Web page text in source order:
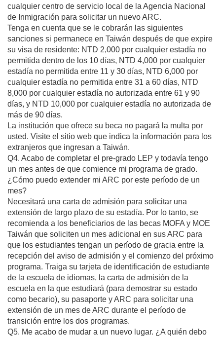
cualquier centro de servicio local de la Agencia Nacional
de Inmigración para solicitar un nuevo ARC.
Tenga en cuenta que se le cobrarán las siguientes
sanciones si permanece en Taiwán después de que expire
su visa de residente: NTD 2,000 por cualquier estadía no
permitida dentro de los 10 días, NTD 4,000 por cualquier
estadía no permitida entre 11 y 30 días, NTD 6,000 por
cualquier estadía no permitida entre 31 a 60 días, NTD
8,000 por cualquier estadía no autorizada entre 61 y 90
días, y NTD 10,000 por cualquier estadía no autorizada de
más de 90 días.
La institución que ofrece su beca no pagará la multa por
usted. Visite el sitio web que indica la información para los
extranjeros que ingresan a Taiwán.
Q4. Acabo de completar el pre-grado LEP y todavía tengo
un mes antes de que comience mi programa de grado.
¿Cómo puedo extender mi ARC por este período de un
mes?
Necesitará una carta de admisión para solicitar una
extensión de largo plazo de su estadía. Por lo tanto, se
recomienda a los beneficiarios de las becas MOFA y MOE
Taiwán que soliciten un mes adicional en sus ARC para
que los estudiantes tengan un período de gracia entre la
recepción del aviso de admisión y el comienzo del próximo
programa. Traiga su tarjeta de identificación de estudiante
de la escuela de idiomas, la carta de admisión de la
escuela en la que estudiará (para demostrar su estado
como becario), su pasaporte y ARC para solicitar una
extensión de un mes de ARC durante el período de
transición entre los dos programas.
Q5. Me acabo de mudar a un nuevo lugar. ¿A quién debo